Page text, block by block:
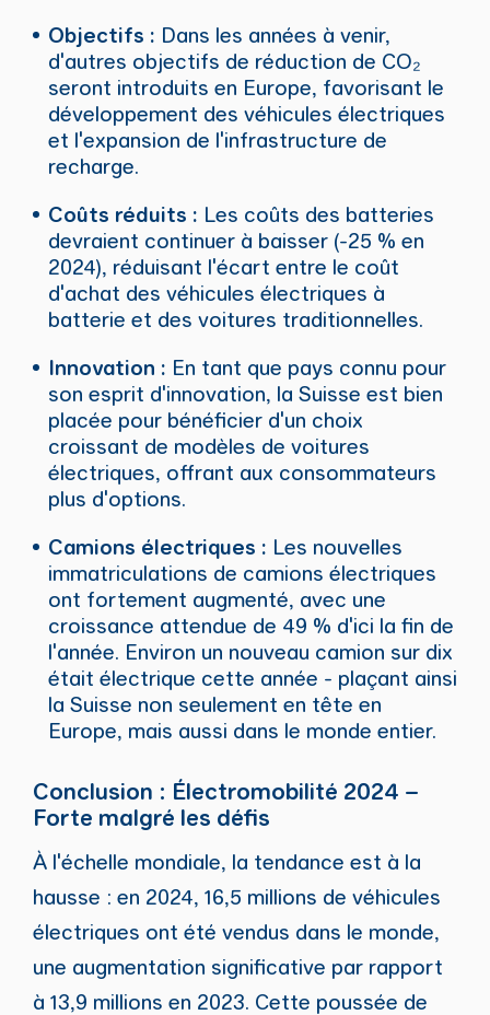
Objectifs : Dans les années à venir,
d'autres objectifs de réduction de CO₂
seront introduits en Europe, favorisant le
développement des véhicules électriques
et l'expansion de l'infrastructure de
recharge.
Coûts réduits : Les coûts des batteries
devraient continuer à baisser (-25 % en
2024), réduisant l'écart entre le coût
d'achat des véhicules électriques à
batterie et des voitures traditionnelles.
Innovation : En tant que pays connu pour
son esprit d'innovation, la Suisse est bien
placée pour bénéficier d'un choix
croissant de modèles de voitures
électriques, offrant aux consommateurs
plus d'options.
Camions électriques : Les nouvelles
immatriculations de camions électriques
ont fortement augmenté, avec une
croissance attendue de 49 % d'ici la fin de
l'année. Environ un nouveau camion sur dix
était électrique cette année - plaçant ainsi
la Suisse non seulement en tête en
Europe, mais aussi dans le monde entier.
Conclusion : Électromobilité 2024 –
Forte malgré les défis
À l'échelle mondiale, la tendance est à la
hausse : en 2024, 16,5 millions de véhicules
électriques ont été vendus dans le monde,
une augmentation significative par rapport
à 13,9 millions en 2023. Cette poussée de